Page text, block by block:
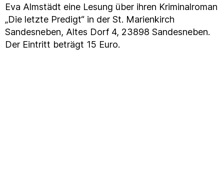
Eva Almstädt eine Lesung über ihren Kriminalroman
„Die letzte Predigt“ in der St. Marienkirch
Sandesneben, Altes Dorf 4, 23898 Sandesneben.
Der Eintritt beträgt 15 Euro.